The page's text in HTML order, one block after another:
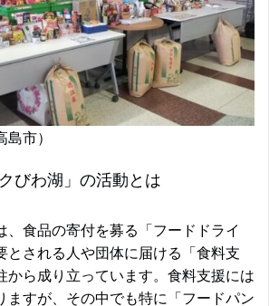
市）
びわ湖」の活動とは
、食品の寄付を募る「フードドライ
とされる人や団体に届ける「食料支
から成り立っています。食料支援には
ますが、その中でも特に「フードパン